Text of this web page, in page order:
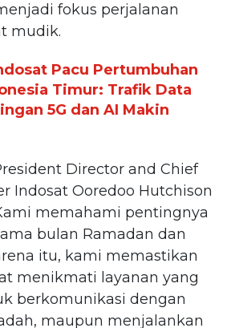
fokus perjalanan
mudik.
Pacu Pertumbuhan
Timur: Trafik Data
5G dan AI Makin
Director and Chief
Indosat Ooredoo Hutchison
memahami pentingnya
bulan Ramadan dan
itu, kami memastikan
menikmati layanan yang
berkomunikasi dengan
maupun menjalankan